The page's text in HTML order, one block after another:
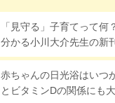
「見守る」子育てって何
分かる小川大介先生の新
赤ちゃんの日光浴はいつ
とビタミンDの関係にも大